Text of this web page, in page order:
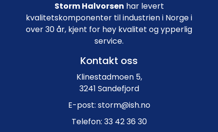
Storm Halvorsen har levert
kvalitetskomponenter til industrien i Norge i
over 30 år, kjent for høy kvalitet og ypperlig
service.
Kontakt oss
Klinestadmoen 5,
3241 Sandefjord
E-post: storm@ish.no
Telefon: 33 42 36 30